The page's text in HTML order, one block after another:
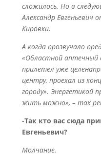
сложилось. Но в
Александр
Кировки.
А когда прозвучало
«Областной аптечный
прилетел уже
центру, проехал из
городу». Энергетикой
жить можно», – так
-Так кто вас сюда
Евгеньевич?
Молчание.